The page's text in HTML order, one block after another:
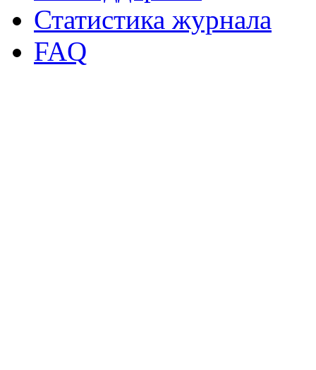
Статистика журнала
FAQ